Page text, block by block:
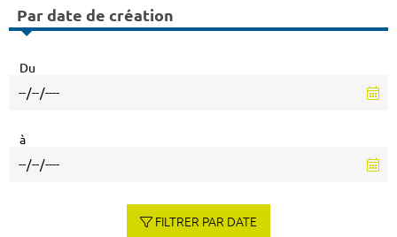
Par date de création
Du
à
FILTRER PAR DATE